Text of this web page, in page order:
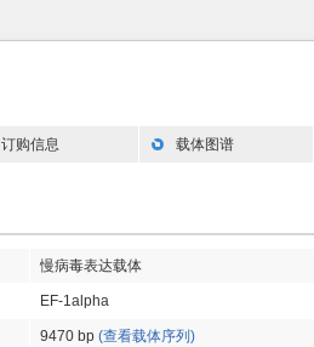
订购信息 载体图谱
慢病毒表达载体
EF-1alpha
9470 bp (查看载体序列)